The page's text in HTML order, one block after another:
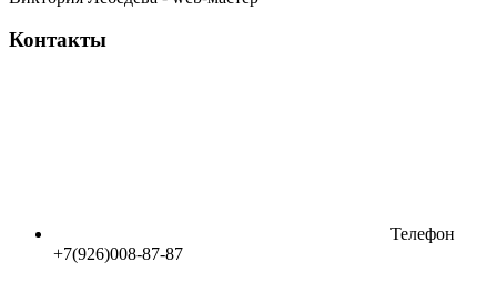
Контакты
Телефон
+7(926)008-87-87